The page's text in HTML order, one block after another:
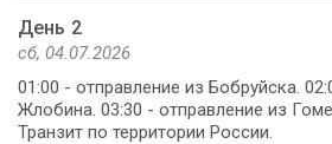
День 2
сб, 04.07.2026
01:00 - отправление из Бобруйска.
Жлобина. 03:30 - отправление из
Транзит по территории России.